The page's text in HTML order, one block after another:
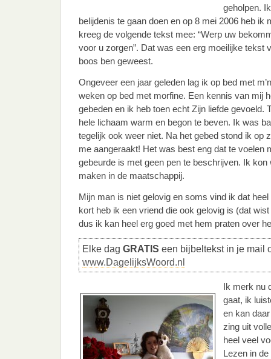
geholpen.
belijdenis te gaan doen en op 8 mei 2006 heb ik
kreeg de volgende tekst mee: “Werp uw
voor u zorgen”. Dat was een erg moeilijke tekst
boos ben geweest.
Ongeveer een jaar geleden lag ik op bed met
weken op bed met morfine. Een kennis van mij
gebeden en ik heb toen echt Zijn liefde gevoeld.
hele lichaam warm en begon te beven. Ik was
tegelijk ook weer niet. Na het gebed stond ik op
me aangeraakt! Het was best eng dat te voelen
gebeurde is met geen pen te beschrijven. Ik
maken in de maatschappij.
Mijn man is niet gelovig en soms vind ik dat
kort heb ik een vriend die ook gelovig is (dat
dus ik kan heel erg goed met hem praten over
Elke dag GRATIS een bijbeltekst in je mail
www.DagelijksWoord.nl
Ik merk nu
gaat, ik
en kan
zing uit
heel veel
Lezen in